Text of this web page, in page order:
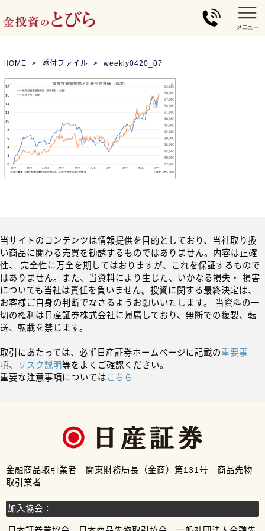
HOME 添付ファイル weekly0420_07
当サイトのコンテンツは情報提供を目的としており、当社取り扱
い商品に関わる売買を勧誘するものではありません。内容は正確
性、 完全性に万全を期してはおりますが、これを保証するもので
はありません。また、当資料により生じた、いかなる損失・ 損害
についても当社は責任を負いません。投資に関する最終決定は、
お客様ご自身の判断でなさるようお願いいたします。 当資料の一
切の権利は日産証券株式会社に帰属しており、無断での複製、転
送、転載を禁じます。
取引にあたっては、必ず日産証券ホームページに記載の重要事
項、 リスク説明等をよくご確認ください。
重要な注意事項についてはこちら
金融商品取引業者 関東財務局長（金商）第131号 商品先物
取引業者
加入協会：